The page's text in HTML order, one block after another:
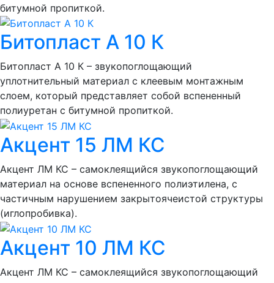
битумной пропиткой.
Битопласт А 10 К
Битопласт А 10 К – звукопоглощающий
уплотнительный материал с клеевым монтажным
слоем, который представляет собой вспененный
полиуретан с битумной пропиткой.
Акцент 15 ЛМ КС
Акцент ЛМ КС – самоклеящийся звукопоглощающий
материал на основе вспененного полиэтилена, с
частичным нарушением закрытоячеистой структуры
(иглопробивка).
Акцент 10 ЛМ КС
Акцент ЛМ КС – самоклеящийся звукопоглощающий